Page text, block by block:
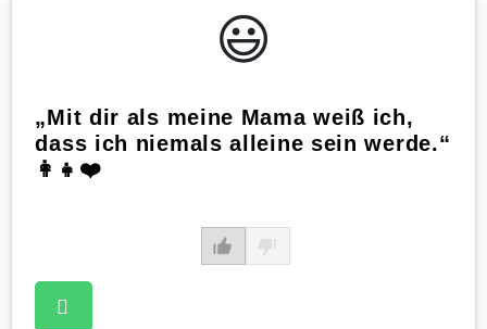
😃️
„Mit dir als meine Mama weiß ich,
dass ich niemals alleine sein werde.“
👩‍👧❤️